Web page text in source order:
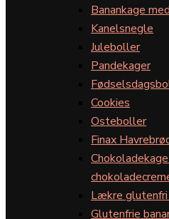
Banankage
Kanelsnegle
Juleboller
Pandekager
Cookies
Osteboller
Finax
Lækre
Glutenfrie